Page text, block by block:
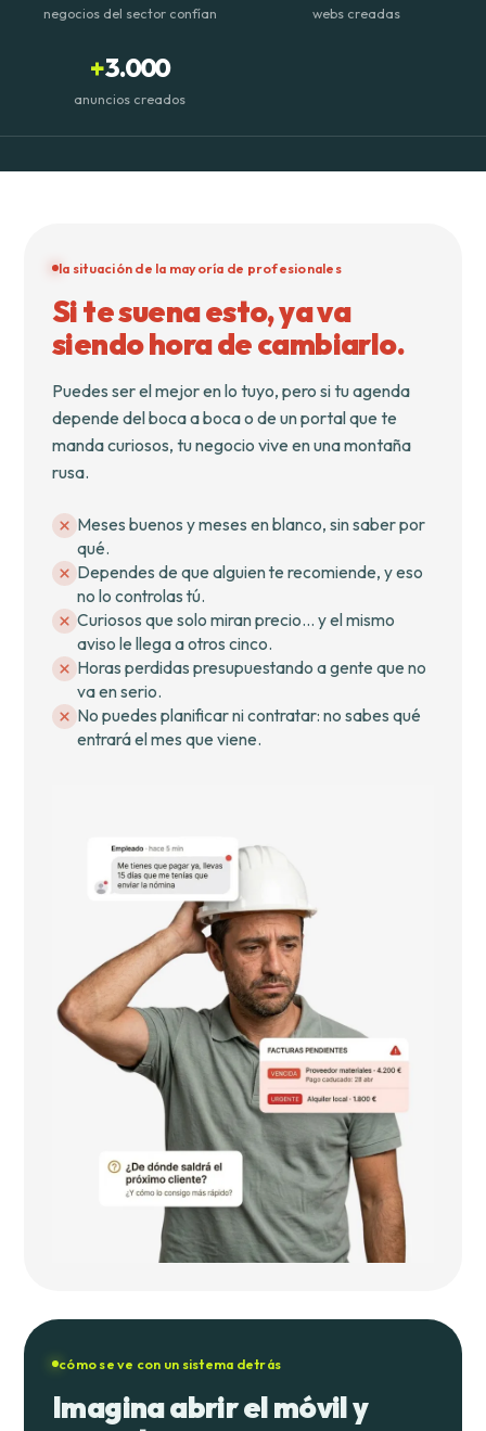
negocios del sector confían webs creadas
+3.000
anuncios creados
la situación de la mayoría de profesionales
Si te suena esto, ya va
siendo hora de cambiarlo.
Puedes ser el mejor en lo tuyo, pero si tu agenda
depende del boca a boca o de un portal que te
manda curiosos, tu negocio vive en una montaña
rusa.
Meses buenos y meses en blanco, sin saber por
qué.
Dependes de que alguien te recomiende, y eso
no lo controlas tú.
Curiosos que solo miran precio… y el mismo
aviso le llega a otros cinco.
Horas perdidas presupuestando a gente que no
va en serio.
No puedes planificar ni contratar: no sabes qué
entrará el mes que viene.
cómo se ve con un sistema detrás
Imagina abrir el móvil y